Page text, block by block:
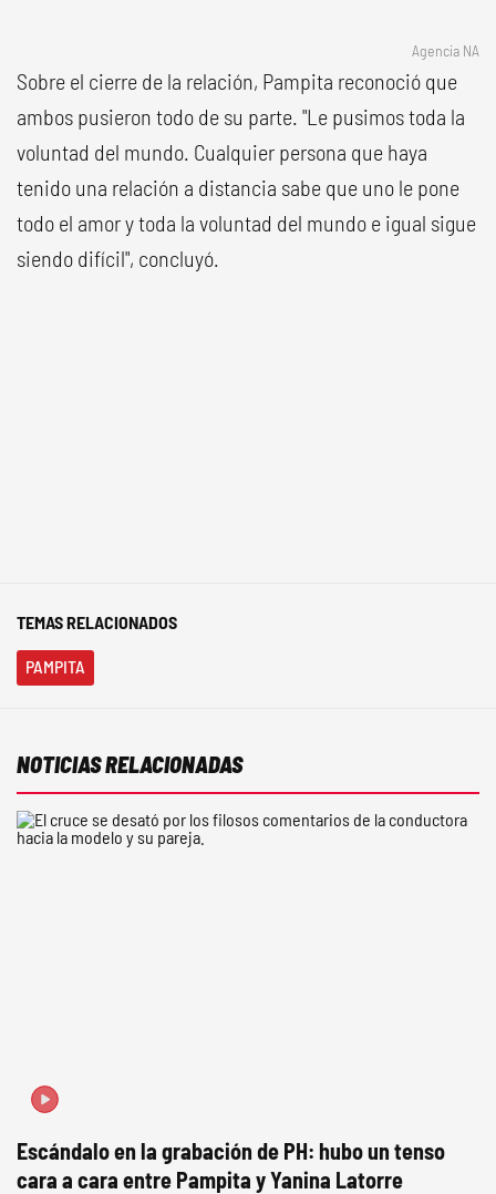
Agencia NA
Sobre el cierre de la relación, Pampita reconoció que
ambos pusieron todo de su parte. "Le pusimos toda la
voluntad del mundo. Cualquier persona que haya
tenido una relación a distancia sabe que uno le pone
todo el amor y toda la voluntad del mundo e igual sigue
siendo difícil", concluyó.
TEMAS RELACIONADOS
PAMPITA
NOTICIAS RELACIONADAS
Escándalo en la grabación de PH: hubo un tenso
cara a cara entre Pampita y Yanina Latorre